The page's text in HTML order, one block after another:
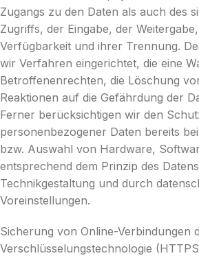
Zugangs zu den Daten als auch des
Zugriffs, der Eingabe, der
Verfügbarkeit und ihrer Trennung.
wir Verfahren eingerichtet, die eine
Betroffenenrechten, die Löschung
Reaktionen auf die Gefährdung der
Ferner berücksichtigen wir den
personenbezogener Daten bereits
bzw. Auswahl von Hardware,
entsprechend dem Prinzip des
Technikgestaltung und durch
Voreinstellungen.
Sicherung von Online-Verbindungen
Verschlüsselungstechnologie